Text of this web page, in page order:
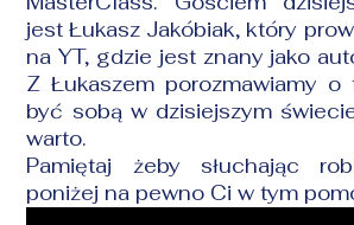
jest Łukasz Jakóbiak, który
na YT, gdzie jest znany jako
Z Łukaszem porozmawiamy
być sobą w dzisiejszym
warto.
Pamiętaj żeby słuchając
poniżej na pewno Ci w tym